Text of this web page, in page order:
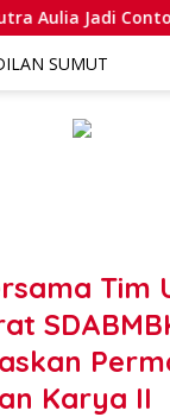
Jadi Contoh
Tim
Karya II